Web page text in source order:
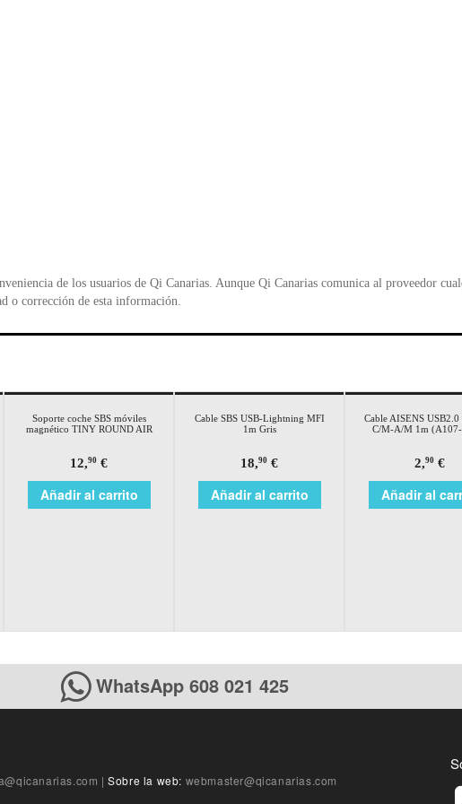
de los usuarios de Qi Canarias. Aunque Qi Canarias comunica al proveedor
o corrección de esta información.
Soporte coche SBS móviles
magnético TINY ROUND AIR
12,90 €
Añadir al carrito
Cable SBS USB-Lightning MFI
1m Gris
18,90 €
Añadir al carrito
Cable AISENS
C/M-A/M 1m
2,90 €
Añadir al
WhatsApp 608 021 425
| Sobre la web: webmaster@qicanarias.com